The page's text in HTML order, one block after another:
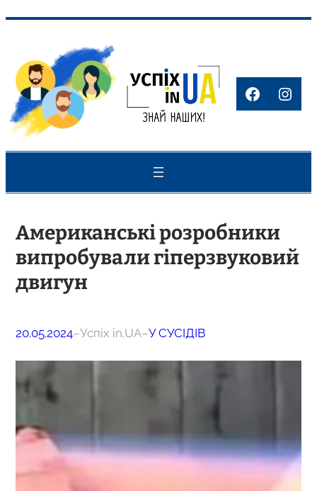
вмісту
Американські розробники
випробували гіперзвуковий
двигун
20.05.2024–Успіх in.UA–У СУСІДІВ